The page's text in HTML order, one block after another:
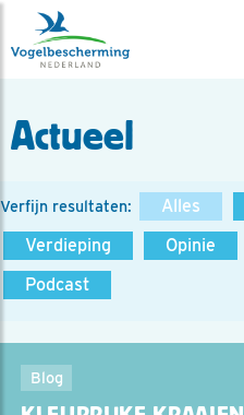
Actueel
Verfijn resultaten: Alles
Verdieping
Opinie
Podcast
Blog